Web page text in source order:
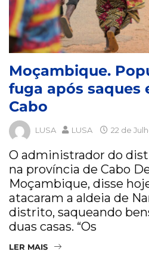
Moçambique.
fuga após saques
Cabo
LUSA LUSA 22 de
O administrador do
na província de Cabo
Moçambique, disse
atacaram a aldeia de
distrito, saqueando
duas casas. “Os
LER MAIS